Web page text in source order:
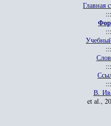
Главная
:::
:::
:::
:::
:::
В.
et al.,